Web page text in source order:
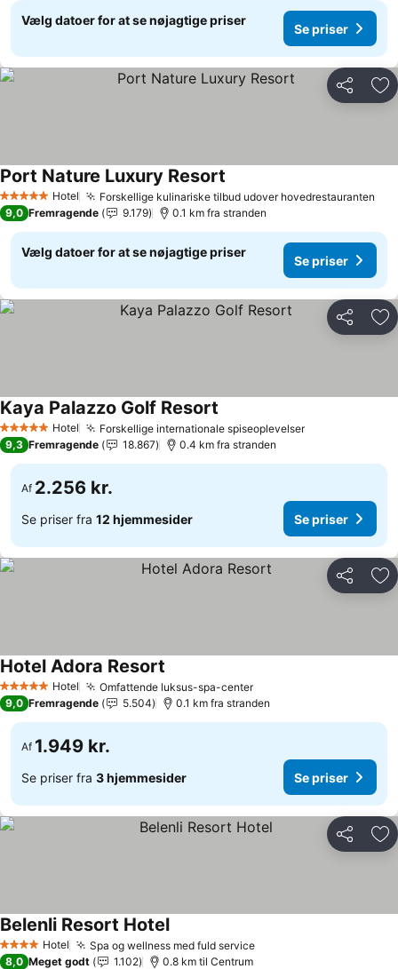
Vælg datoer for at se nøjagtige priser
Se priser
Del
5 Stjerner Hotel Forskellige kulinariske tilbud udover hovedrestauranten
Port Nature Luxury Resort
9,0 Fremragende 9.179 0.1 km fra stranden
Vælg datoer for at se nøjagtige priser
Se priser
Del
5 Stjerner Hotel Forskellige internationale spiseoplevelser
Kaya Palazzo Golf Resort
9,3 Fremragende 18.867 0.4 km fra stranden
Af 2.256 kr.
Se priser fra 12 hjemmesider Se priser
Del
5 Stjerner Hotel Omfattende luksus-spa-center
Hotel Adora Resort
9,0 Fremragende 5.504 0.1 km fra stranden
Af 1.949 kr.
Se priser fra 3 hjemmesider Se priser
Del
4 StjernerHotel Spa og wellness med fuld service
Belenli Resort Hotel
8,0 Meget godt 1.102 0.8 km til Centrum